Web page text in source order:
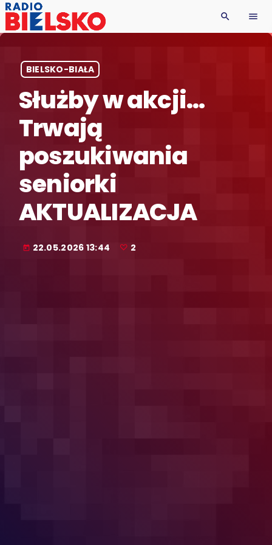
search menu
BIELSKO-BIAŁA
Służby w akcji…
Trwają
poszukiwania
seniorki
AKTUALIZACJA
today 22.05.2026 13:44 2